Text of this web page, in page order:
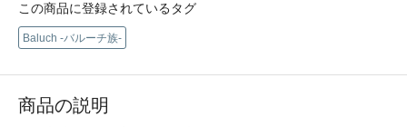
この商品に登録されているタグ
Baluch -バルーチ族-
商品の説明